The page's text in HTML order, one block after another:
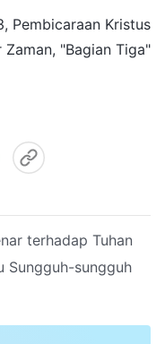
Pembicaraan Kristus
Zaman, "Bagian Tiga"
terhadap Tuhan
Sungguh-sungguh